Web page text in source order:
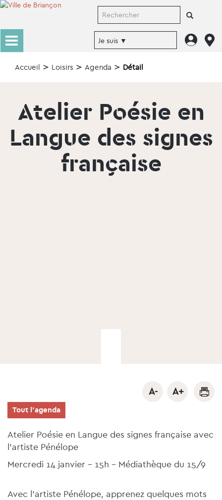
Accueil Loisirs Agenda Détail
Atelier Poésie en
Langue des signes
française
Tout l'agenda
Atelier Poésie en Langue des signes française avec
l'artiste Pénélope
Mercredi 14 janvier - 15h - Médiathèque du 15/9
Avec l'artiste Pénélope, apprenez quelques mots